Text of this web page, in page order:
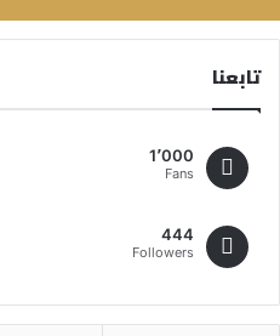
تابعنا
1٬000
Fans
444
Followers